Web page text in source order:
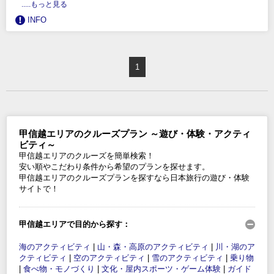
.....もっと見る
INFO
1
甲信越エリアのクルーズプラン ～遊び・体験・アクティ
ビティ～
甲信越エリアのクルーズを簡単検索！
安い順やこだわり条件から希望のプランを探せます。
甲信越エリアのクルーズプランを探すなら日本旅行の遊び・体験
サイトで！
甲信越エリアで目的から探す：
海のアクティビティ 山・森・高原のアクティビティ
川・湖のア
クティビティ
空のアクティビティ 雪のアクティビティ
乗り物
食べ物・モノづくり 文化・屋内スポーツ・ゲーム体験 ガイド